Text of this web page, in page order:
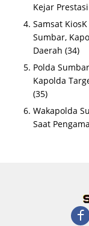
Kejar
Samsat
Sumbar,
Daerah (34)
Polda
Kapolda
(35)
Wakapolda
Saat